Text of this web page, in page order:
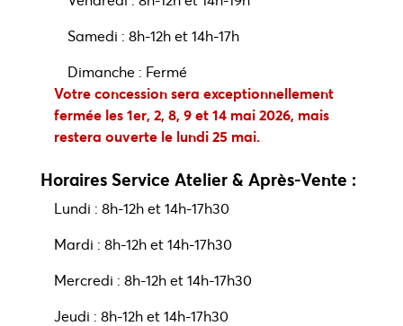
Samedi : 8h-12h et 14h-17h
Dimanche : Fermé
Votre concession sera exceptionnellement
fermée les 1er, 2, 8, 9 et 14 mai 2026, mais
restera ouverte le lundi 25 mai.
Horaires Service Atelier & Après-Vente :
Lundi : 8h-12h et 14h-17h30
Mardi : 8h-12h et 14h-17h30
Mercredi : 8h-12h et 14h-17h30
Jeudi : 8h-12h et 14h-17h30